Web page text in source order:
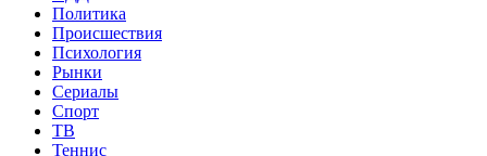
Политика
Происшествия
Психология
Рынки
Сериалы
Спорт
ТВ
Теннис